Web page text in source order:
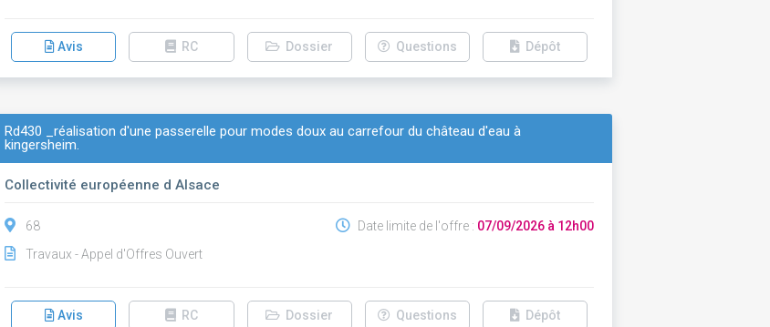
Avis RC Dossier Questions Dépôt
Rd430 _réalisation d'une passerelle pour modes doux au carrefour du château d'eau à
kingersheim.
Collectivité européenne d Alsace
68
Travaux - Appel d'Offres Ouvert
Date limite de l'offre : 07/09/2026 à 12h00
Avis RC Dossier Questions Dépôt